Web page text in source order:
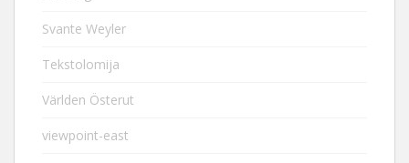
Svante Weyler
Tekstolomija
Världen Österut
viewpoint-east